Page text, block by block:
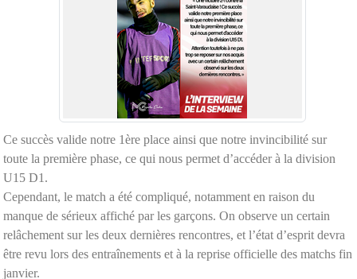
Ce succès valide notre 1ère place ainsi que notre invincibilité sur
toute la première phase, ce qui nous permet d’accéder à la division
U15 D1.
Cependant, le match a été compliqué, notamment en raison du
manque de sérieux affiché par les garçons. On observe un certain
relâchement sur les deux dernières rencontres, et l’état d’esprit devra
être revu lors des entraînements et à la reprise officielle des matchs fin
janvier.